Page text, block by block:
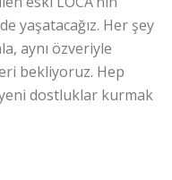
yaşatacağız. Her şey
aynı özveriyle
bekliyoruz. Hep
dostluklar kurmak